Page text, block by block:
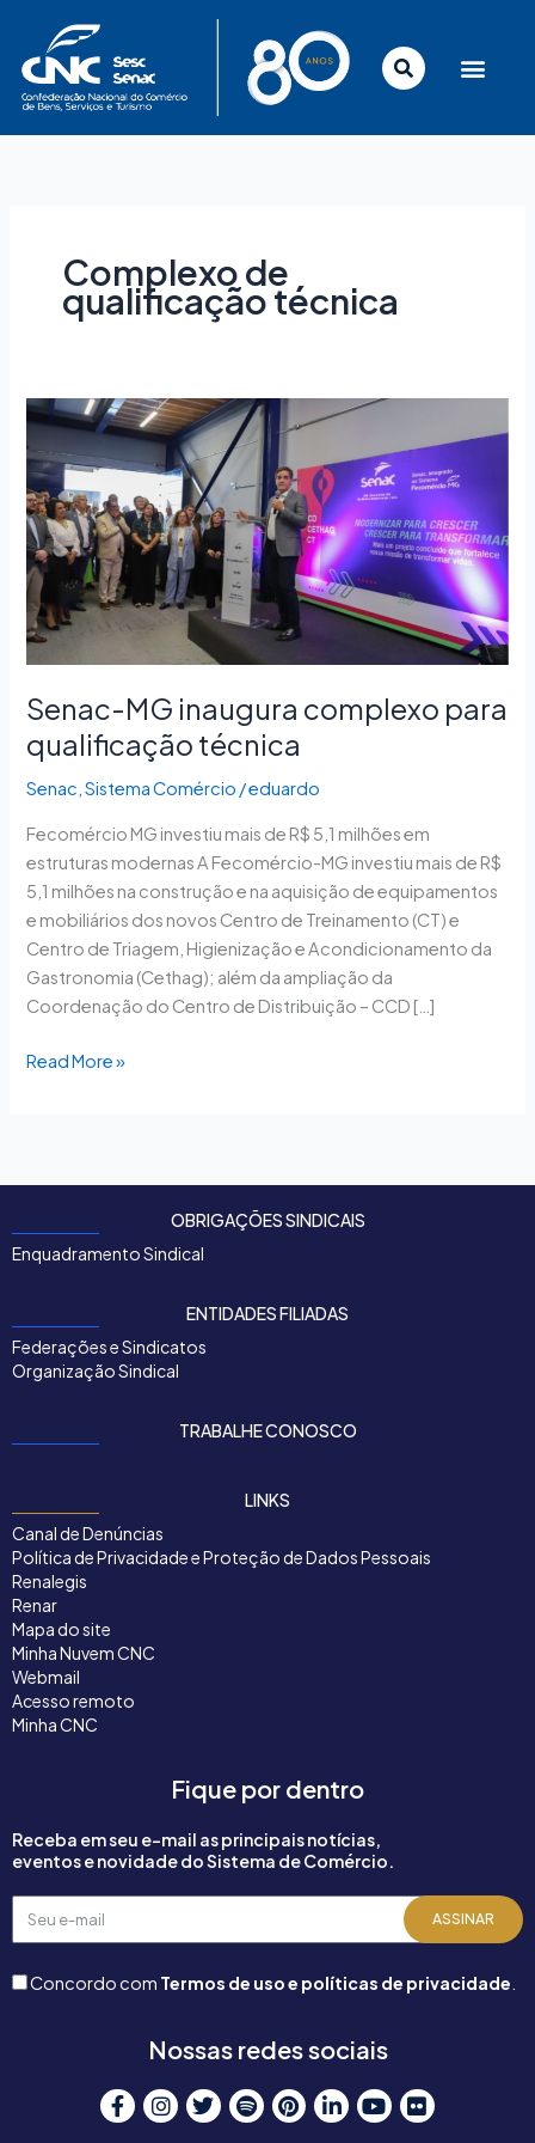
conteúdo
Complexo de
qualificação técnica
Senac-MG inaugura complexo para
qualificação técnica
Senac,Sistema Comércio /eduardo
Fecomércio MG investiu mais de R$ 5,1 milhões em
estruturas modernas ​A Fecomércio-MG investiu mais de R$
5,1 milhões na construção e na aquisição de equipamentos
e mobiliários dos novos Centro de Treinamento (CT) e
Centro de Triagem, Higienização e Acondicionamento da
Gastronomia (Cethag); além da ampliação da
Coordenação do Centro de Distribuição – CCD […]
Senac-
inaugura
complexo
para
qualificação
técnica
Read More »
OBRIGAÇÕES SINDICAIS
Enquadramento Sindical
ENTIDADES FILIADAS
Federações e Sindicatos
Organização Sindical
TRABALHE CONOSCO
LINKS
Canal de Denúncias
Política de Privacidade e Proteção de Dados Pessoais
Renalegis
Renar
Mapa do site
Minha Nuvem CNC
Webmail
Acesso remoto
Minha CNC
Fique por dentro
Receba em seu e-mail as principais notícias,
eventos e novidade do Sistema de Comércio.
Seu
e-
ASSINAR
Concordo com Termos de uso e políticas de privacidade
Nossas redes sociais
F
a
I
n
T
w
S
p
P
i
L
i
Y
o
F
l